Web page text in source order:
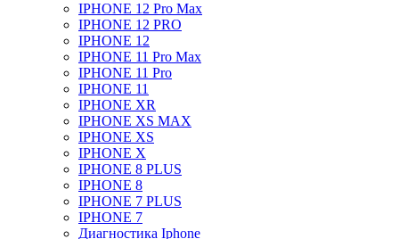
IPHONE 12 Pro Max
IPHONE 12 PRO
IPHONE 12
IPHONE 11 Pro Max
IPHONE 11 Pro
IPHONE 11
IPHONE XR
IPHONE XS MAX
IPHONE XS
IPHONE X
IPHONE 8 PLUS
IPHONE 8
IPHONE 7 PLUS
IPHONE 7
Диагностика Iphone